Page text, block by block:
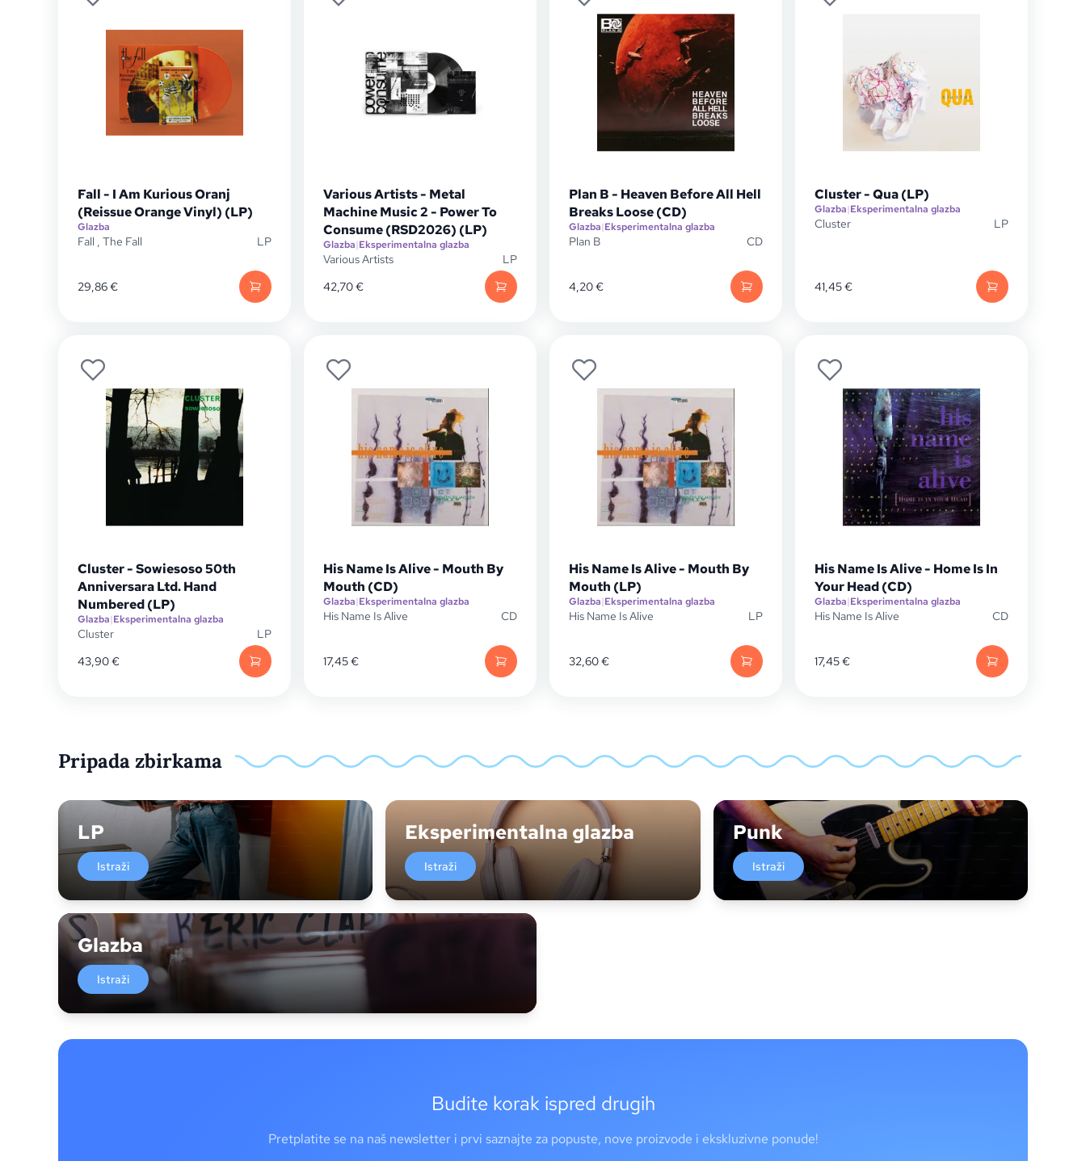
Fall - I Am Kurious Oranj
(Reissue Orange Vinyl) (LP)
Glazba
Fall , The Fall LP
29,86€
Various Artists - Metal
Machine Music 2 - Power To
Consume (RSD2026) (LP)
Glazba|Eksperimentalna glazba
Various Artists
LP
42,70€
Plan B - Heaven Before All Hell
Breaks Loose (CD)
Glazba|Eksperimentalna glazba
Plan B CD
4,20€
Cluster - Qua (LP)
Glazba|Eksperimentalna glazba
Cluster LP
41,45€
Cluster - Sowiesoso 50th
Anniversara Ltd. Hand
Numbered (LP)
Glazba|Eksperimentalna glazba
Cluster
LP
43,90€
His Name Is Alive - Mouth By
Mouth (CD)
Glazba|Eksperimentalna glazba
His Name Is Alive CD
17,45€
His Name Is Alive - Mouth By
Mouth (LP)
Glazba|Eksperimentalna glazba
His Name Is Alive LP
32,60€
His Name Is Alive - Home Is In
Your Head (CD)
Glazba|Eksperimentalna glazba
His Name Is Alive CD
17,45€
Pripada zbirkama
LP
Istraži
Eksperimentalna glazba
Istraži
Punk
Istraži
Glazba
Istraži
Budite korak ispred drugih
Pretplatite se na naš newsletter i prvi saznajte za popuste, nove proizvode i ekskluzivne ponude!